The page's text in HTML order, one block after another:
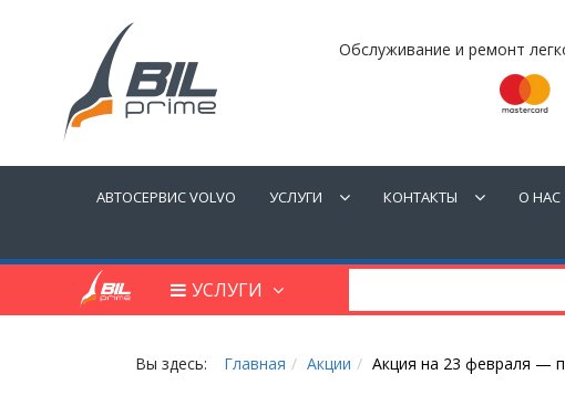
Обслуживание и ремонт
АВТОСЕРВИС VOLVO УСЛУГИ КОНТАКТЫ О НАС
УСЛУГИ
Вы здесь: Главная Акции Акция на 23 февраля —